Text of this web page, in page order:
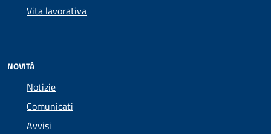
Vita lavorativa
NOVITÀ
Notizie
Comunicati
Avvisi